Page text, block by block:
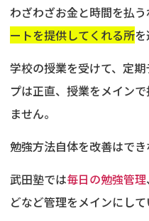
わざわざお金と時間を払う
ートを提供してくれる所
学校の授業を受けて、定
プは正直、授業をメイン
ません。
勉強方法自体を改善はで
武田塾では毎日の勉強管理
どなど管理をメインにして